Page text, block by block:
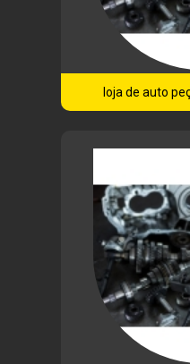
loja de auto